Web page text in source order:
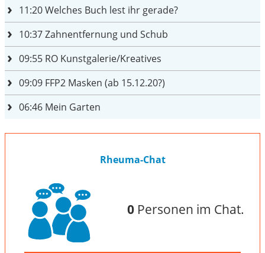
11:20Welches Buch lest ihr gerade?
10:37Zahnentfernung und Schub
09:55 RO Kunstgalerie/Kreatives
09:09 FFP2 Masken (ab 15.12.20?)
06:46 Mein Garten
Rheuma-Chat
0Personen im Chat.